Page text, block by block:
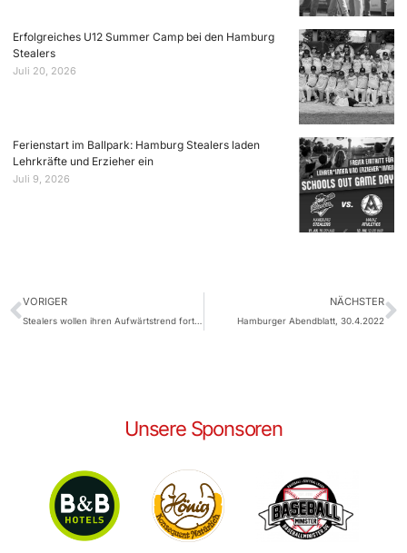
Erfolgreiches U12 Summer Camp bei den Hamburg
Stealers
Juli 20, 2026
Ferienstart im Ballpark: Hamburg Stealers laden
Lehrkräfte und Erzieher ein
Juli 9, 2026
VORIGER NÄCHSTER
Hamburger Abendblatt, 30.4.2022
Unsere Sponsoren